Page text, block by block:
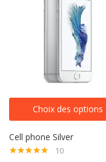
Choix des options
Cell phone Silver
10